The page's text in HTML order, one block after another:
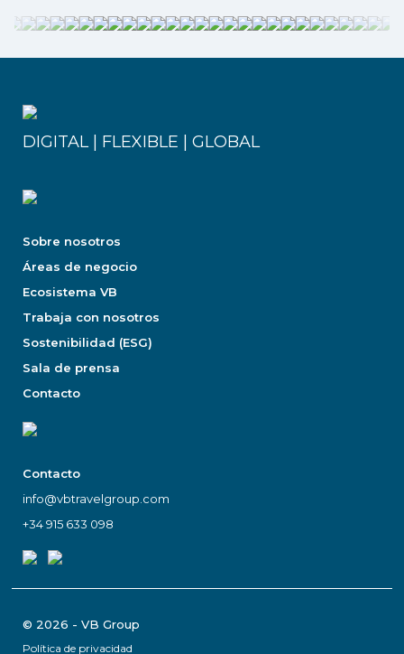
DIGITAL | FLEXIBLE | GLOBAL
Sobre nosotros
Áreas de negocio
Ecosistema VB
Trabaja con nosotros
Sostenibilidad (ESG)
Sala de prensa
Contacto
Contacto
info@vbtravelgroup.com
+34 915 633 098
© 2026 - VB Group
Política de privacidad